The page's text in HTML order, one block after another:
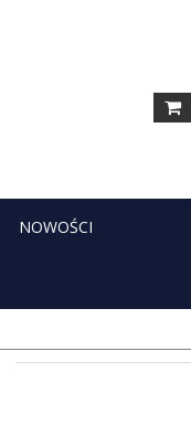
NOWOŚCI